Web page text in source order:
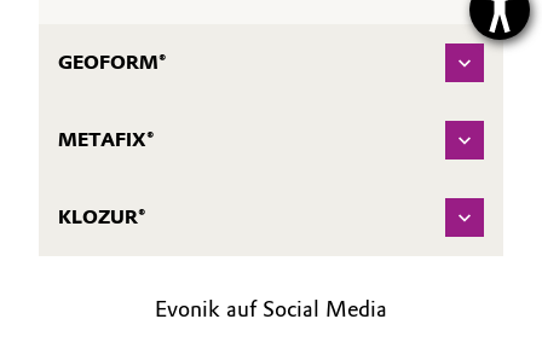
GEOFORM®
METAFIX®
KLOZUR®
Evonik auf Social Media